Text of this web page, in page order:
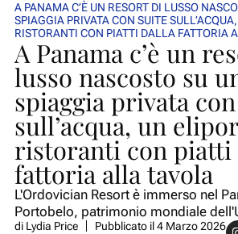
A PANAMA C’È UN RESORT DI LUSSO
SPIAGGIA PRIVATA CON SUITE
RISTORANTI CON PIATTI DALLA FATTORIA
A Panama c’è un
lusso nascosto su
spiaggia privata
sull’acqua, un
ristoranti con piatti
fattoria alla tavola
L'Ordovician Resort è immerso nel
Portobelo, patrimonio mondiale
di Lydia Price Pubblicato il4 Marzo 2026